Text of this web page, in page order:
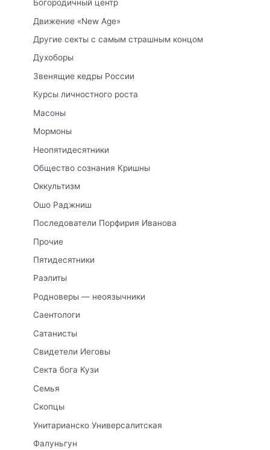
Богородичный центр
Движение «New Age»
Другие секты с самым страшным концом
Духоборы
Звенящие кедры России
Курсы личностного роста
Масоны
Мормоны
Неопятидесятники
Общество сознания Кришны
Оккультизм
Ошо Раджниш
Последователи Порфирия Иванова
Прочие
Пятидесятники
Раэлиты
Родноверы — неоязычники
Саентологи
Сатанисты
Свидетели Иеговы
Секта бога Кузи
Семья
Скопцы
Унитарианско Универсалитская
Фалуньгун